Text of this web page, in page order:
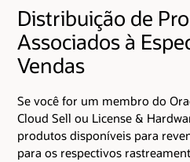
Distribuição de
Associados à
Vendas
Se você for um membro do
Cloud Sell ou License &
produtos disponíveis para
para os respectivos